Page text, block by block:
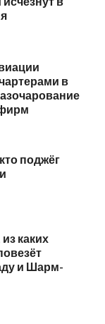
в
поджёг
каких
и Шарм-